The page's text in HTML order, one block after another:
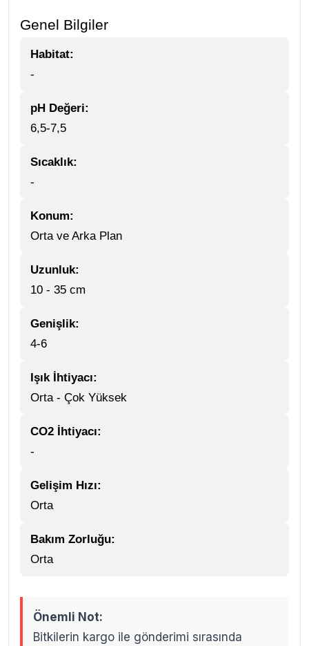
Genel Bilgiler
Habitat:
-
pH Değeri:
6,5-7,5
Sıcaklık:
-
Konum:
Orta ve Arka Plan
Uzunluk:
10 - 35 cm
Genişlik:
4-6
Işık İhtiyacı:
Orta - Çok Yüksek
CO2 İhtiyacı:
-
Gelişim Hızı:
Orta
Bakım Zorluğu:
Orta
Önemli Not:
Bitkilerin kargo ile gönderimi sırasında